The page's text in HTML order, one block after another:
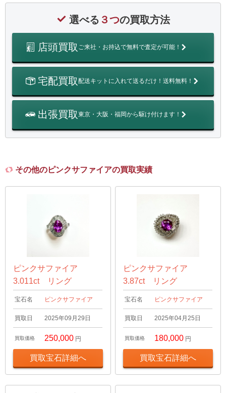
選べる ３つの買取方法
店頭買取 ご来社・お持込で無料で査定が可能！
宅配買取配送キットに入れて送るだけ！送料無料！
出張買取東京・大阪・福岡から駆け付けます！
その他のピンクサファイアの買取実績
ピンクサファイア
3.011ct リング
宝石名 ピンクサファイア
買取日 2025年09月29日
買取価格 250,000 円
買取宝石詳細へ
ピンクサファイア
3.87ct リング
宝石名 ピンクサファイア
買取日 2025年04月25日
買取価格 180,000 円
買取宝石詳細へ